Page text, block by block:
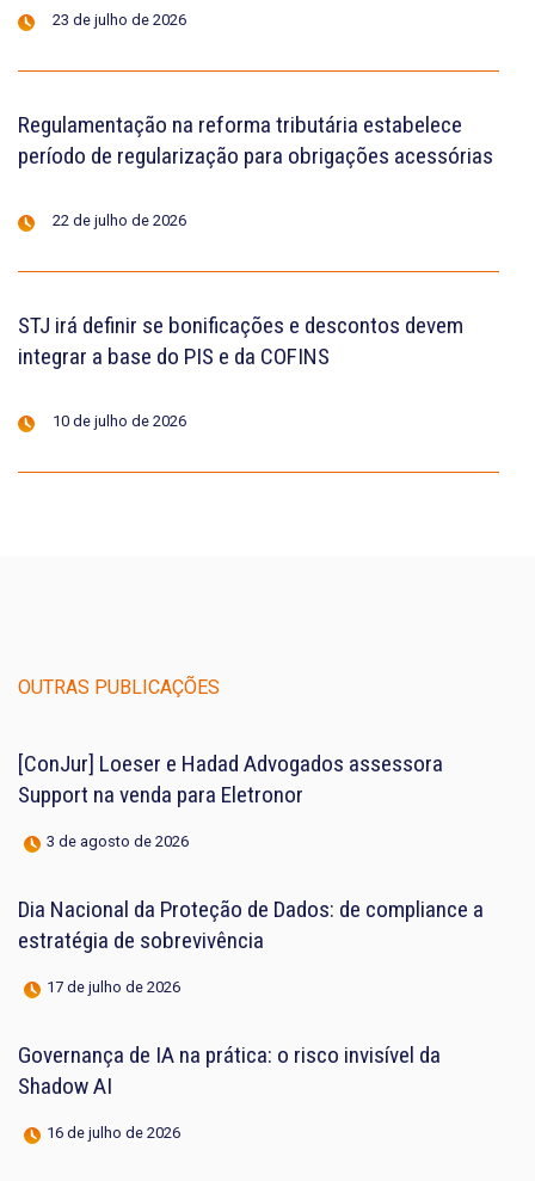
23 de julho de 2026
Regulamentação na reforma tributária estabelece
período de regularização para obrigações acessórias
22 de julho de 2026
STJ irá definir se bonificações e descontos devem
integrar a base do PIS e da COFINS
10 de julho de 2026
OUTRAS PUBLICAÇÕES
[ConJur] Loeser e Hadad Advogados assessora
Support na venda para Eletronor
3 de agosto de 2026
Dia Nacional da Proteção de Dados: de compliance a
estratégia de sobrevivência
17 de julho de 2026
Governança de IA na prática: o risco invisível da
Shadow AI
16 de julho de 2026